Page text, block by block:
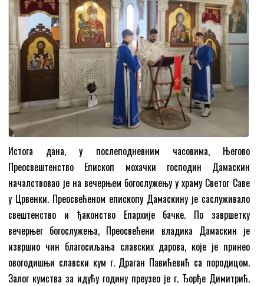
Истога дана, у послеподневним часовима, Његово
Преосвештенство Епископ мохачки господин Дамаскин
началствовао је на вечерњем богослужењу у храму Светог Саве
у Црвенки. Преосвећеном епископу Дамаскину је саслуживало
свештенство и ђаконство Епархије бачке. По завршетку
вечерњег богослужења, Преосвећени владика Дамаскин је
извршио чин благосиљања славских дарова, које је принео
овогодишњи славски кум г. Драган Павићевић са породицом.
Залог кумства за идућу годину преузео је г. Ђорђе Димитрић.